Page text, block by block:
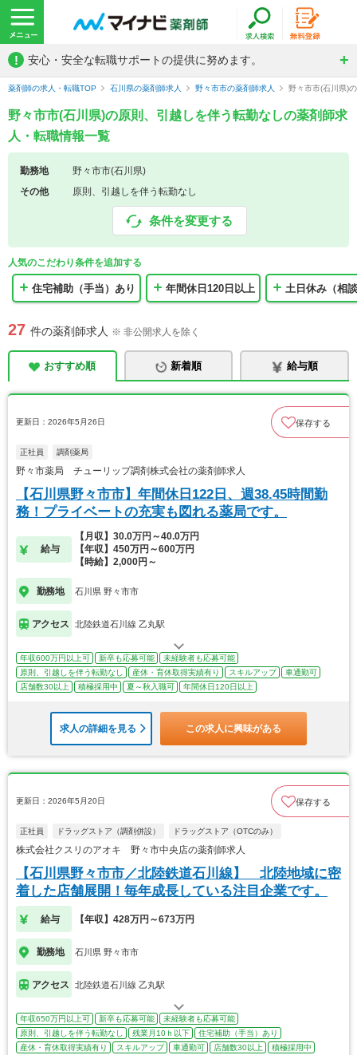
! 安心・安全な転職サポートの提供に努めます。
薬剤師の求人・転職TOP 石川県の薬剤師求人 野々市市の薬剤師求人 野々市市(石川県)
野々市市(石川県)の原則、引越しを伴う転勤なしの薬剤師求
人・転職情報一覧
勤務地
野々市市(石川県)
その他
原則、引越しを伴う転勤なし
条件を変更する
人気のこだわり条件を追加する
住宅補助（手当）あり 年間休日120日以上 土日休み（相
27 件の薬剤師求人 ※ 非公開求人を除く
おすすめ順 新着順 給与順
更新日：2026年5月26日 保存する
正社員 調剤薬局
野々市薬局 チューリップ調剤株式会社の薬剤師求人
【石川県野々市市】年間休日122日、週38.45時間勤
務！プライベートの充実も図れる薬局です。
給与
【月収】30.0万円～40.0万円
【年収】450万円～600万円
【時給】2,000円～
勤務地 石川県 野々市市
アクセス 北陸鉄道石川線 乙丸駅
年収600万円以上可 新卒も応募可能
未経験者も応募可能
原則、引越しを伴う転勤なし
産休・育休取得実績有り スキルアップ
車通勤可
店舗数30以上
積極採用中 夏～秋入職可 年間休日120日以上
求人の詳細を見る この求人に興味がある
更新日：2026年5月20日 保存する
正社員 ドラッグストア（調剤併設） ドラッグストア（OTCのみ）
株式会社クスリのアオキ 野々市中央店の薬剤師求人
【石川県野々市市／北陸鉄道石川線】 北陸地域に密
着した店舗展開！毎年成長している注目企業です。
給与 【年収】428万円～673万円
勤務地 石川県 野々市市
アクセス 北陸鉄道石川線 乙丸駅
年収650万円以上可 新卒も応募可能
未経験者も応募可能
原則、引越しを伴う転勤なし
残業月10ｈ以下
住宅補助（手当）あり
産休・育休取得実績有り
スキルアップ 車通勤可 店舗数30以上
積極採用中